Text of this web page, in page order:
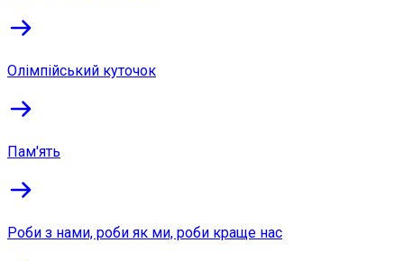
Олімпійський куточок
Пам'ять
Роби з нами, роби як ми, роби краще нас